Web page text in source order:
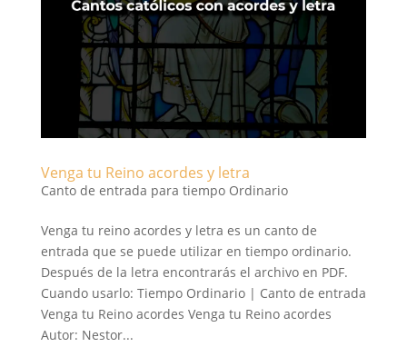
Venga tu Reino acordes y letra
Canto de entrada para tiempo Ordinario
Venga tu reino acordes y letra es un canto de
entrada que se puede utilizar en tiempo ordinario.
Después de la letra encontrarás el archivo en PDF.
Cuando usarlo: Tiempo Ordinario | Canto de entrada
Venga tu Reino acordes Venga tu Reino acordes
Autor: Nestor...